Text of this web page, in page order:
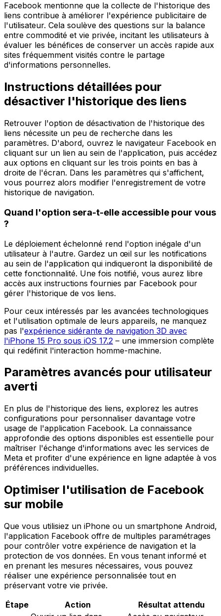
Facebook mentionne que la collecte de l'historique des
liens contribue à améliorer l'expérience publicitaire de
l'utilisateur. Cela soulève des questions sur la balance
entre commodité et vie privée, incitant les utilisateurs à
évaluer les bénéfices de conserver un accès rapide aux
sites fréquemment visités contre le partage
d'informations personnelles.
Instructions détaillées pour
désactiver l'historique des liens
Retrouver l'option de désactivation de l'historique des
liens nécessite un peu de recherche dans les
paramètres. D'abord, ouvrez le navigateur Facebook en
cliquant sur un lien au sein de l'application, puis accédez
aux options en cliquant sur les trois points en bas à
droite de l'écran. Dans les paramètres qui s'affichent,
vous pourrez alors modifier l'enregistrement de votre
historique de navigation.
Quand l'option sera-t-elle accessible pour vous
?
Le déploiement échelonné rend l'option inégale d'un
utilisateur à l'autre. Gardez un œil sur les notifications
au sein de l'application qui indiqueront la disponibilité de
cette fonctionnalité. Une fois notifié, vous aurez libre
accès aux instructions fournies par Facebook pour
gérer l'historique de vos liens.
Pour ceux intéressés par les avancées technologiques
et l'utilisation optimale de leurs appareils, ne manquez
pas l'expérience sidérante de navigation 3D avec
l'iPhone 15 Pro sous iOS 17.2 – une immersion complète
qui redéfinit l'interaction homme-machine.
Paramètres avancés pour utilisateur
averti
En plus de l'historique des liens, explorez les autres
configurations pour personnaliser davantage votre
usage de l'application Facebook. La connaissance
approfondie des options disponibles est essentielle pour
maîtriser l'échange d'informations avec les services de
Meta et profiter d'une expérience en ligne adaptée à vos
préférences individuelles.
Optimiser l'utilisation de Facebook
sur mobile
Que vous utilisiez un iPhone ou un smartphone Android,
l'application Facebook offre de multiples paramétrages
pour contrôler votre expérience de navigation et la
protection de vos données. En vous tenant informé et
en prenant les mesures nécessaires, vous pouvez
réaliser une expérience personnalisée tout en
préservant votre vie privée.
Étape
Action
Résultat attendu